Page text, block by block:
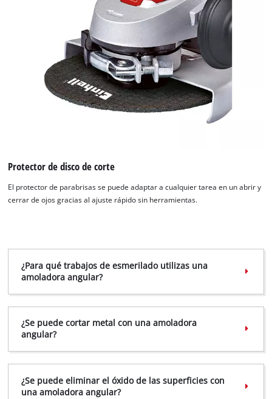
¡Necesitamos su consentimiento para
to trackers that are not disclosed to the
visitor. The website owner needs to setup
the site with their CMP to add this content
Management Platform
Protector de disco de corte
El protector de parabrisas se puede adaptar a cualquier tarea en un abrir y
cerrar de ojos gracias al ajuste rápido sin herramientas.
¿Para qué trabajos de esmerilado utilizas una
amoladora angular?
¿Se puede cortar metal con una amoladora
angular?
¿Se puede eliminar el óxido de las superficies con
una amoladora angular?